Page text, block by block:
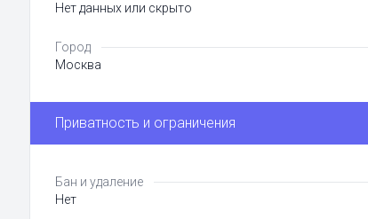
Нет данных или скрыто
Город
Москва
Приватность и ограничения
Бан и удаление
Нет